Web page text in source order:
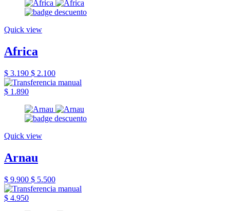
Quick view
Africa
$ 3.190 $ 2.100
$ 1.890
Quick view
Arnau
$ 9.900 $ 5.500
$ 4.950